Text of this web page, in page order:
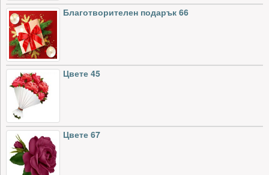
Благотворителен подарък 66
Цвете 45
Цвете 67